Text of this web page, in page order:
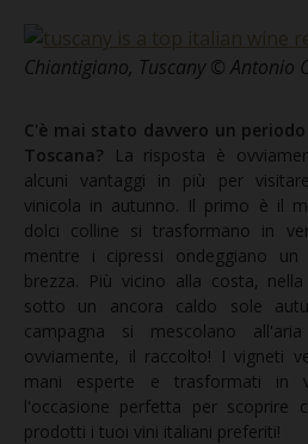
Chiantigiano, Tuscany © Antonio
C'è mai stato davvero un
Toscana?
La risposta è
alcuni vantaggi in più per
vinicola in autunno. Il primo è il
dolci colline si trasformano in
mentre i cipressi ondeggiano
brezza. Più vicino alla costa,
sotto un ancora caldo sole
campagna si mescolano
ovviamente, il raccolto! I vigneti
mani esperte e trasformati in
l'occasione perfetta per scoprire
prodotti i tuoi vini italiani preferiti!